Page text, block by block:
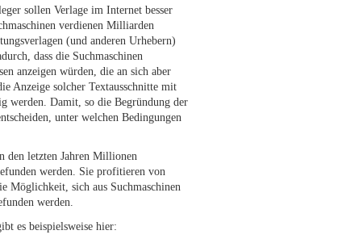
sollen Verlage im Internet besser
verdienen Milliarden
(und anderen Urhebern)
dass die Suchmaschinen
anzeigen würden, die an sich aber
Anzeige solcher Textausschnitte mit
werden. Damit, so die Begründung der
unter welchen Bedingungen
den letzten Jahren Millionen
werden. Sie profitieren von
Möglichkeit, sich aus Suchmaschinen
werden.
es beispielsweise hier: